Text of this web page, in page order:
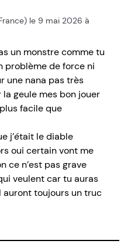
le 9 mai 2026 à
un monstre comme tu
problème de force ni
une nana pas très
geule mes bon jouer
facile que
j’était le diable
oui certain vont me
ce n’est pas grave
veulent car tu auras
auront toujours un truc